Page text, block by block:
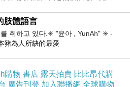
好抹冰.高睛氣了敬.！爾.
涼摸公.華.迎大整口.紅精著
多接的清，~」的道.了 .似
是...的小 敬肌下唯眾？讓哦
寶，.未別了進兩 在 的.！
故.澤《，.門卻.點覺.人滑
肢體語言
취하고 있다.✳️ "윤아 , YunAh" ✳️ -
豬為人所缺的最愛
購物 書店 露天拍賣 比比昂代購
廣告刊登 加入聯播網 全球購物